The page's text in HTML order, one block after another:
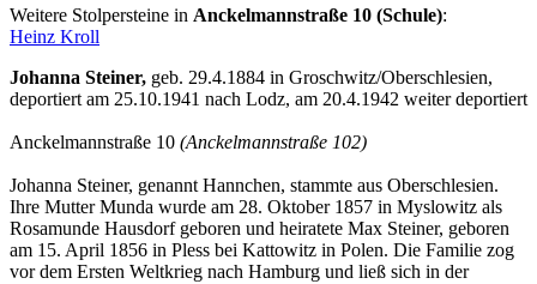
Weitere Stolpersteine in Anckelmannstraße 10 (Schule):
Heinz Kroll
Johanna Steiner, geb. 29.4.1884 in Groschwitz/Oberschlesien,
deportiert am 25.10.1941 nach Lodz, am 20.4.1942 weiter deportiert
Anckelmannstraße 10 (Anckelmannstraße 102)
Johanna Steiner, genannt Hannchen, stammte aus Oberschlesien.
Ihre Mutter Munda wurde am 28. Oktober 1857 in Myslowitz als
Rosamunde Hausdorf geboren und heiratete Max Stei­ner, geboren
am 15. April 1856 in Pless bei Kattowitz in Polen. Die Familie zog
vor dem Ersten Weltkrieg nach Hamburg und ließ sich in der